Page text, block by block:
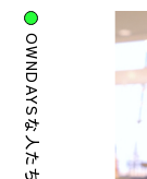
OWNDAYSな人たち